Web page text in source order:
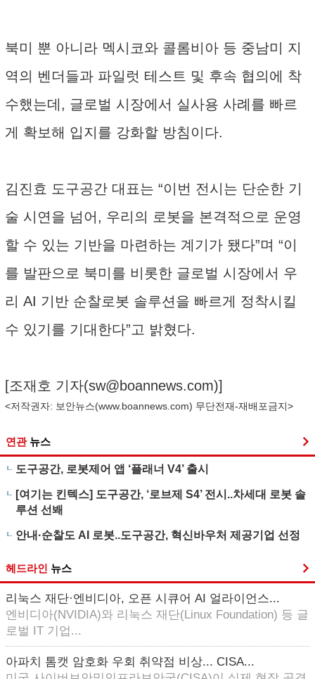
북미 뿐 아니라 멕시코와 콜롬비아 등 중남미 지
역의 벤더들과 파일럿 테스트 및 후속 협의에 착
수했는데, 글로벌 시장에서 실사용 사례를 빠르
게 확보해 입지를 강화할 방침이다.
김진효 도구공간 대표는 “이번 전시는 단순한 기
술 시연을 넘어, 우리의 로봇을 본격적으로 운영
할 수 있는 기반을 마련하는 계기가 됐다”며 “이
를 발판으로 북미를 비롯한 글로벌 시장에서 우
리 AI 기반 순찰로봇 솔루션을 빠르게 정착시킬
수 있기를 기대한다”고 밝혔다.
[조재호 기자(sw@boannews.com)]
<저작권자: 보안뉴스(www.boannews.com) 무단전재-재배포금지>
연관 뉴스
도구공간, 로봇제어 앱 ‘플래너 V4’ 출시
[여기는 킨텍스] 도구공간, ‘로브제 S4’ 전시..차세대 로봇 솔
루션 선봬
안내·순찰도 AI 로봇..도구공간, 혁신바우처 제공기업 선정
헤드라인 뉴스
리눅스 재단·엔비디아, 오픈 시큐어 AI 얼라이언스...
엔비디아(NVIDIA)와 리눅스 재단(Linux Foundation) 등 글
로벌 IT 기업...
아파치 톰캣 암호화 우회 취약점 비상... CISA...